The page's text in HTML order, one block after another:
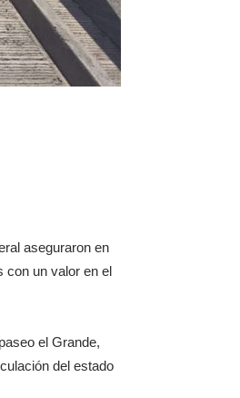
aseguraron en
con un valor en el
el Grande,
del estado